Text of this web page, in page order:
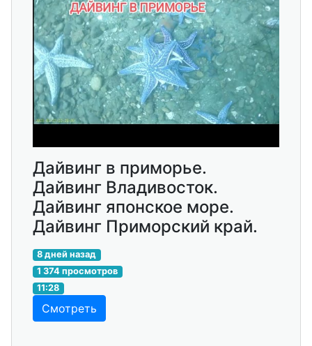
Дайвинг в приморье.
Дайвинг Владивосток.
Дайвинг японское море.
Дайвинг Приморский край.
8 дней назад
1 374 просмотров
11:28
Смотреть